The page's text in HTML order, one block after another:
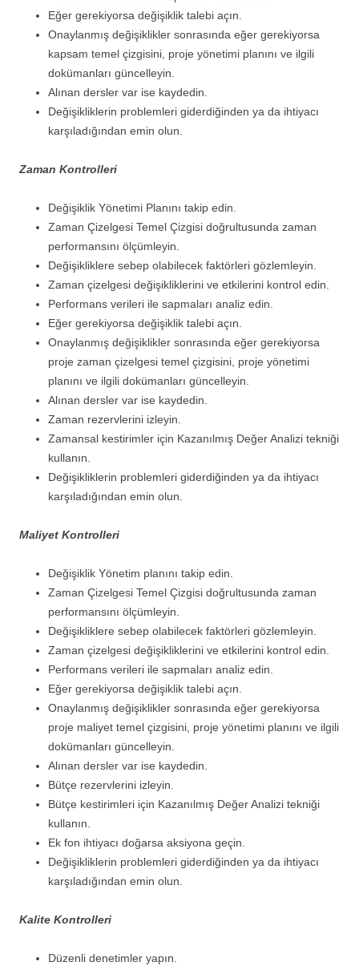
Eğer gerekiyorsa değişiklik talebi açın.
Onaylanmış değişiklikler sonrasında eğer gerekiyorsa
kapsam temel çizgisini, proje yönetimi planını ve ilgili
dokümanları güncelleyin.
Alınan dersler var ise kaydedin.
Değişikliklerin problemleri giderdiğinden ya da ihtiyacı
karşıladığından emin olun.
Zaman Kontrolleri
Değişiklik Yönetimi Planını takip edin.
Zaman Çizelgesi Temel Çizgisi doğrultusunda zaman
performansını ölçümleyin.
Değişikliklere sebep olabilecek faktörleri gözlemleyin.
Zaman çizelgesi değişikliklerini ve etkilerini kontrol edin.
Performans verileri ile sapmaları analiz edin.
Eğer gerekiyorsa değişiklik talebi açın.
Onaylanmış değişiklikler sonrasında eğer gerekiyorsa
proje zaman çizelgesi temel çizgisini, proje yönetimi
planını ve ilgili dokümanları güncelleyin.
Alınan dersler var ise kaydedin.
Zaman rezervlerini izleyin.
Zamansal kestirimler için Kazanılmış Değer Analizi tekniği
kullanın.
Değişikliklerin problemleri giderdiğinden ya da ihtiyacı
karşıladığından emin olun.
Maliyet Kontrolleri
Değişiklik Yönetim planını takip edin.
Zaman Çizelgesi Temel Çizgisi doğrultusunda zaman
performansını ölçümleyin.
Değişikliklere sebep olabilecek faktörleri gözlemleyin.
Zaman çizelgesi değişikliklerini ve etkilerini kontrol edin.
Performans verileri ile sapmaları analiz edin.
Eğer gerekiyorsa değişiklik talebi açın.
Onaylanmış değişiklikler sonrasında eğer gerekiyorsa
proje maliyet temel çizgisini, proje yönetimi planını ve ilgili
dokümanları güncelleyin.
Alınan dersler var ise kaydedin.
Bütçe rezervlerini izleyin.
Bütçe kestirimleri için Kazanılmış Değer Analizi tekniği
kullanın.
Ek fon ihtiyacı doğarsa aksiyona geçin.
Değişikliklerin problemleri giderdiğinden ya da ihtiyacı
karşıladığından emin olun.
Kalite Kontrolleri
Düzenli denetimler yapın.